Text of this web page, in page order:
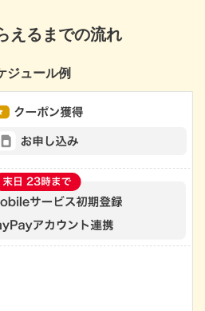
えるまでの流れ
ジュール例